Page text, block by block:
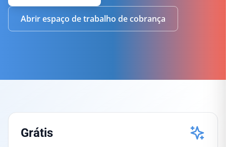
Abrir espaço de trabalho de cobrança
Grátis